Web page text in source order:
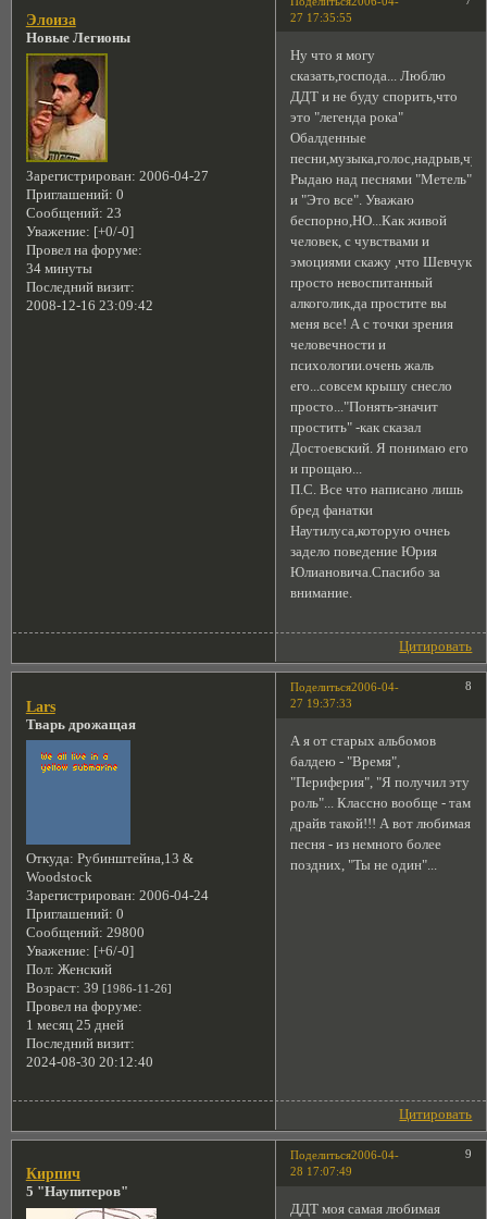
27 17:35:55
Элоиза
Новые Легионы
Зарегистрирован: 2006-04-27
Приглашений: 0
Сообщений: 23
Уважение: [+0/-0]
Провел на форуме:
34 минуты
Последний визит:
2008-12-16 23:09:42
Ну что я могу
сказать,господа... Люблю
ДДТ и не буду спорить,что
это "легенда рока"
Обалденные
Рыдаю над песнями "Метель"
и "Это все". Уважаю
беспорно,НО...Как живой
человек, с чувствами и
эмоциями скажу ,что Шевчук
просто невоспитанный
алкоголик,да простите вы
меня все! А с точки зрения
человечности и
психологии.очень жаль
его...совсем крышу снесло
просто..."Понять-значит
простить" -как сказал
Достоевский. Я понимаю его
и прощаю...
П.С. Все что написано лишь
бред фанатки
Наутилуса,которую очнеь
задело поведение Юрия
Юлиановича.Спасибо за
внимание.
Цитировать
Поделиться 8
2006-04-
27 19:37:33
Lars
Тварь дрожащая
Откуда: Рубинштейна,13 &
Woodstock
Зарегистрирован: 2006-04-24
Приглашений: 0
Сообщений: 29800
Уважение: [+6/-0]
Пол: Женский
Возраст: 39 [1986-11-26]
Провел на форуме:
1 месяц 25 дней
Последний визит:
2024-08-30 20:12:40
А я от старых альбомов
балдею - "Время",
"Периферия", "Я получил эту
роль"... Классно вообще - там
драйв такой!!! А вот любимая
песня - из немного более
поздних, "Ты не один"...
Цитировать
Поделиться 9
2006-04-
28 17:07:49
Кирпич
5 "Наупитеров"
ДДТ моя самая любимая